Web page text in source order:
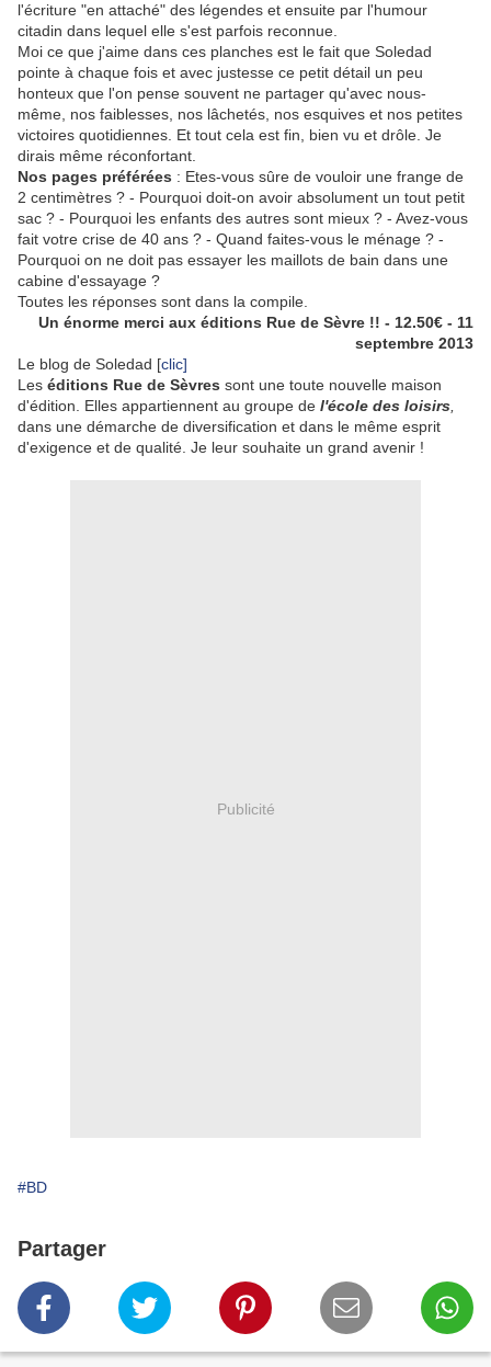
l'écriture "en attaché" des légendes et ensuite par l'humour
citadin dans lequel elle s'est parfois reconnue.
Moi ce que j'aime dans ces planches est le fait que Soledad
pointe à chaque fois et avec justesse ce petit détail un peu
honteux que l'on pense souvent ne partager qu'avec nous-
même, nos faiblesses, nos lâchetés, nos esquives et nos petites
victoires quotidiennes. Et tout cela est fin, bien vu et drôle. Je
dirais même réconfortant.
Nos pages préférées : Etes-vous sûre de vouloir une frange de
2 centimètres ? - Pourquoi doit-on avoir absolument un tout petit
sac ? - Pourquoi les enfants des autres sont mieux ? - Avez-vous
fait votre crise de 40 ans ? - Quand faites-vous le ménage ? -
Pourquoi on ne doit pas essayer les maillots de bain dans une
cabine d'essayage ?
Toutes les réponses sont dans la compile.
Un énorme merci aux éditions Rue de Sèvre !! - 12.50€ - 11
septembre 2013
Le blog de Soledad [clic]
Les éditions Rue de Sèvres sont une toute nouvelle maison
d'édition. Elles appartiennent au groupe de l'école des loisirs
dans une démarche de diversification et dans le même esprit
d'exigence et de qualité. Je leur souhaite un grand avenir !
Publicité
#BD
Partager